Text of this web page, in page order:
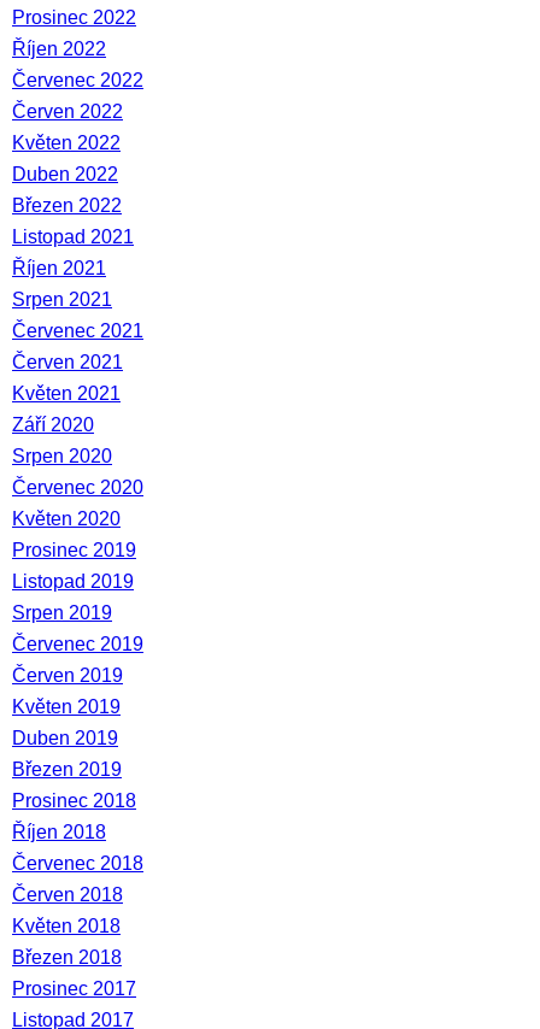
Prosinec 2022
Říjen 2022
Červenec 2022
Červen 2022
Květen 2022
Duben 2022
Březen 2022
Listopad 2021
Říjen 2021
Srpen 2021
Červenec 2021
Červen 2021
Květen 2021
Září 2020
Srpen 2020
Červenec 2020
Květen 2020
Prosinec 2019
Listopad 2019
Srpen 2019
Červenec 2019
Červen 2019
Květen 2019
Duben 2019
Březen 2019
Prosinec 2018
Říjen 2018
Červenec 2018
Červen 2018
Květen 2018
Březen 2018
Prosinec 2017
Listopad 2017